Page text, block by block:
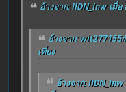
อ้างจาก: IIDN_Inw เมื่
อ้างจาก:
เที่ยง
อ้างจาก: